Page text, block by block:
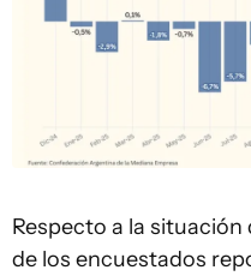
Respecto a la
de los encuestados